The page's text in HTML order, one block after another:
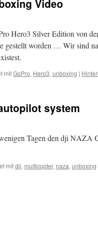
Video
Hero3 Silver Edition von
gestellt worden … Wir sind
mitGoPro, Hero3, unboxing |
system
Tagen den dji NAZA
mitdji, multicopter, naza, unboxing